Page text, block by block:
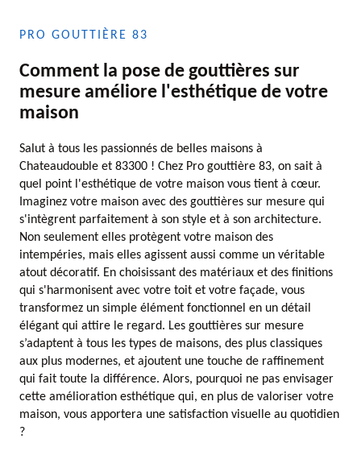
PRO GOUTTIÈRE 83
Comment la pose de gouttières sur
mesure améliore l'esthétique de votre
maison
Salut à tous les passionnés de belles maisons à
Chateaudouble et 83300 ! Chez Pro gouttière 83, on sait à
quel point l'esthétique de votre maison vous tient à cœur.
Imaginez votre maison avec des gouttières sur mesure qui
s'intègrent parfaitement à son style et à son architecture.
Non seulement elles protègent votre maison des
intempéries, mais elles agissent aussi comme un véritable
atout décoratif. En choisissant des matériaux et des finitions
qui s'harmonisent avec votre toit et votre façade, vous
transformez un simple élément fonctionnel en un détail
élégant qui attire le regard. Les gouttières sur mesure
s’adaptent à tous les types de maisons, des plus classiques
aux plus modernes, et ajoutent une touche de raffinement
qui fait toute la différence. Alors, pourquoi ne pas envisager
cette amélioration esthétique qui, en plus de valoriser votre
maison, vous apportera une satisfaction visuelle au quotidien
?